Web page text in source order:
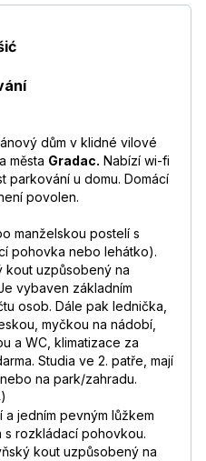
dům v klidné vilové
města Gradac. Nabízí wi-fi
parkování u domu. Domácí
povolen.
manželskou postelí s
pohovka nebo lehátko).
kout uzpůsobený na
vybaven základním
osob. Dále pak lednička,
myčkou na nádobí,
a WC, klimatizace za
Studia ve 2. patře, mají
na park/zahradu.
jedním pevným lůžkem
s rozkládací pohovkou.
kout uzpůsobený na